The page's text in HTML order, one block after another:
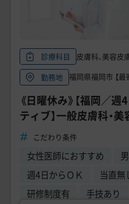
診療科目
皮膚科、美容皮
勤務地 福岡県福岡市 【
《日曜休み》【福岡／
ティブ】一般皮膚科・
集／形成外科・皮膚科
◎
こだわり条件
女性医師におすすめ
週4日からＯＫ
当直無
研修制度有
手技あり